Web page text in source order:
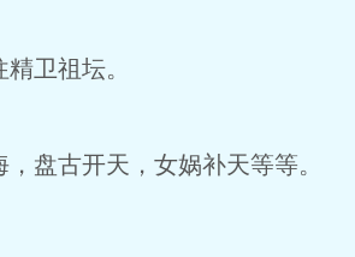
卫祖坛。
盘古开天，女娲补天等等。